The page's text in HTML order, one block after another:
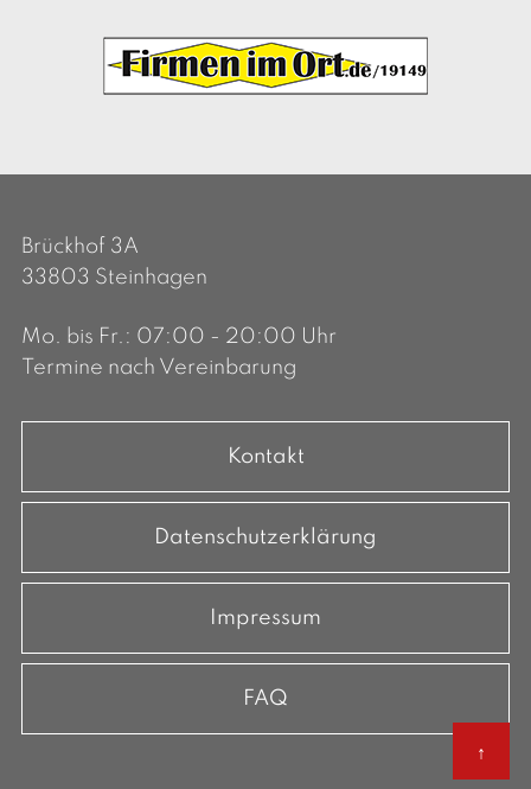
Brückhof 3A
33803 Steinhagen
Mo. bis Fr.: 07:00 - 20:00 Uhr
Termine nach Vereinbarung
Kontakt
Datenschutzerklärung
Impressum
FAQ